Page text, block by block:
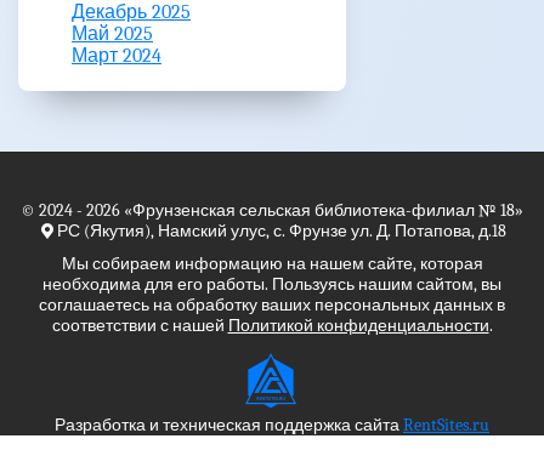
Декабрь 2025
Май 2025
Март 2024
© 2024 - 2026 «Фрунзенская сельская библиотека-филиал № 18»
РС (Якутия), Намский улус, с. Фрунзе ул. Д. Потапова, д.18
Мы собираем информацию на нашем сайте, которая
необходима для его работы. Пользуясь нашим сайтом, вы
соглашаетесь на обработку ваших персональных данных в
соответствии с нашей Политикой конфиденциальности.
Разработка и техническая поддержка сайтаRentSites.ru